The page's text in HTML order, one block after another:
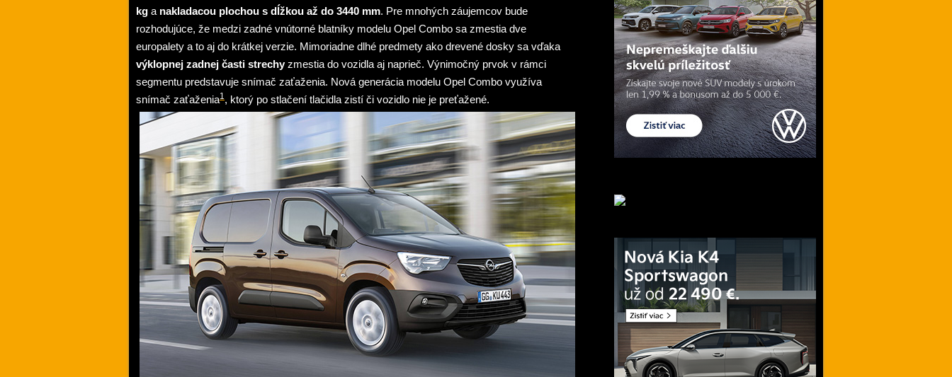
kg a nakladacou plochou s dĺžkou až do 3440 mm. Pre mnohých záujemcov bude
rozhodujúce, že medzi zadné vnútorné blatníky modelu Opel Combo sa zmestia dve
europalety a to aj do krátkej verzie. Mimoriadne dlhé predmety ako drevené dosky sa vďaka
výklopnej zadnej časti strechyzmestia do vozidla aj naprieč. Výnimočný prvok v rámci
segmentu predstavuje snímač zaťaženia. Nová generácia modelu Opel Combo využíva
snímač zaťaženia1, ktorý po stlačení tlačidla zistí či vozidlo nie je preťažené.